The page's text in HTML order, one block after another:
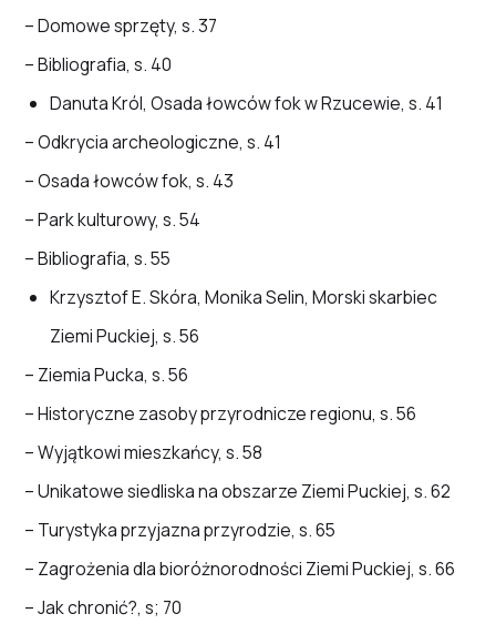
– Domowe sprzęty, s. 37
– Bibliografia, s. 40
Danuta Król, Osada łowców fok w Rzucewie, s. 41
– Odkrycia archeologiczne, s. 41
– Osada łowców fok, s. 43
– Park kulturowy, s. 54
– Bibliografia, s. 55
Krzysztof E. Skóra, Monika Selin, Morski skarbiec
Ziemi Puckiej, s. 56
– Ziemia Pucka, s. 56
– Historyczne zasoby przyrodnicze regionu, s. 56
– Wyjątkowi mieszkańcy, s. 58
– Unikatowe siedliska na obszarze Ziemi Puckiej, s. 62
– Turystyka przyjazna przyrodzie, s. 65
– Zagrożenia dla bioróżnorodności Ziemi Puckiej, s. 66
– Jak chronić?, s; 70